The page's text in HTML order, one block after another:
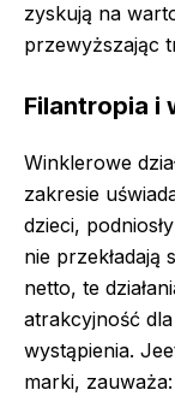
zyskują na
przewyższając
Filantropia i
Winklerowe
zakresie
dzieci,
nie przekładają
netto, te
atrakcyjność
wystąpienia.
marki,